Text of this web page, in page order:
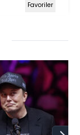
Favoriler